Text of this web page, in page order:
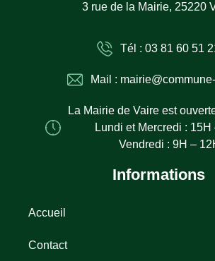
3 rue de la Mairie, 25220
Tél : 03 81 60 51
Mail :
La Mairie de Vaire est
Lundi et Mercredi : 15H
Vendredi : 9H –
Informations
Accueil
Contact